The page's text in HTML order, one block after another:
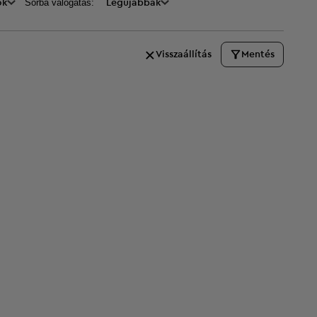
Sorba válogatás: Legújabbak
Visszaállítás Mentés